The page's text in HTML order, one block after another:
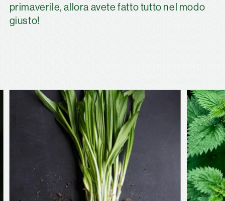
primaverile, allora avete fatto tutto nel modo
giusto!